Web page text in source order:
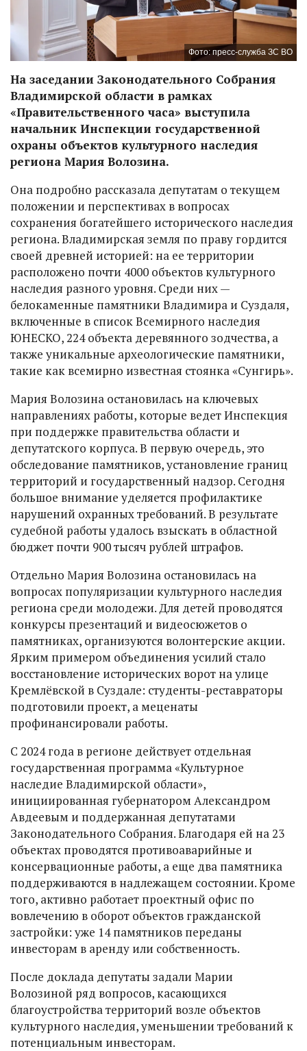
Фото: пресс-служба ЗС ВО
На заседании Законодательного Собрания
Владимирской области в рамках
«Правительственного часа» выступила
начальник Инспекции государственной
охраны объектов культурного наследия
региона Мария Волозина.
Она подробно рассказала депутатам о текущем
положении и перспективах в вопросах
сохранения богатейшего исторического наследия
региона. Владимирская земля по праву гордится
своей древней историей: на ее территории
расположено почти 4000 объектов культурного
наследия разного уровня. Среди них —
белокаменные памятники Владимира и Суздаля,
включенные в список Всемирного наследия
ЮНЕСКО, 224 объекта деревянного зодчества, а
также уникальные археологические памятники,
такие как всемирно известная стоянка «Сунгирь».
Мария Волозина остановилась на ключевых
направлениях работы, которые ведет Инспекция
при поддержке правительства области и
депутатского корпуса. В первую очередь, это
обследование памятников, установление границ
территорий и государственный надзор. Сегодня
большое внимание уделяется профилактике
нарушений охранных требований. В результате
судебной работы удалось взыскать в областной
бюджет почти 900 тысяч рублей штрафов.
Отдельно Мария Волозина остановилась на
вопросах популяризации культурного наследия
региона среди молодежи. Для детей проводятся
конкурсы презентаций и видеосюжетов о
памятниках, организуются волонтерские акции.
Ярким примером объединения усилий стало
восстановление исторических ворот на улице
Кремлёвской в Суздале: студенты-реставраторы
подготовили проект, а меценаты
профинансировали работы.
С 2024 года в регионе действует отдельная
государственная программа «Культурное
наследие Владимирской области»,
инициированная губернатором Александром
Авдеевым и поддержанная депутатами
Законодательного Собрания. Благодаря ей на 23
объектах проводятся противоаварийные и
консервационные работы, а еще два памятника
поддерживаются в надлежащем состоянии. Кроме
того, активно работает проектный офис по
вовлечению в оборот объектов гражданской
застройки: уже 14 памятников переданы
инвесторам в аренду или собственность.
После доклада депутаты задали Марии
Волозиной ряд вопросов, касающихся
благоустройства территорий возле объектов
культурного наследия, уменьшении требований к
потенциальным инвесторам.